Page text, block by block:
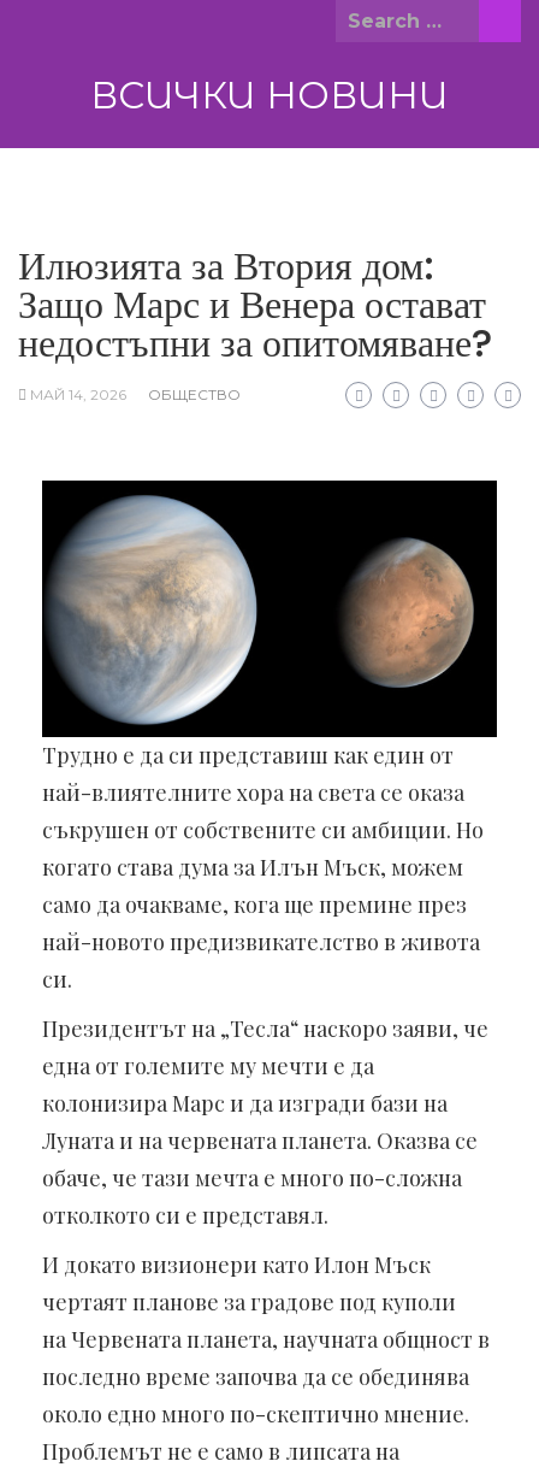
Search
ВСИЧКИ НОВИНИ
Илюзията за Втория дом:
Защо Марс и Венера остават
недостъпни за опитомяване?
МАЙ 14, 2026 ОБЩЕСТВО
Трудно е да си представиш как един от
най-влиятелните хора на света се оказа
съкрушен от собствените си амбиции. Но
когато става дума за Илън Мъск, можем
само да очакваме, кога ще премине през
най-новото предизвикателство в живота
си.
Президентът на „Тесла“ наскоро заяви, че
една от големите му мечти е да
колонизира Марс и да изгради бази на
Луната и на червената планета. Оказва се
обаче, че тази мечта е много по-сложна
отколкото си е представял.
И докато визионери като Илон Мъск
чертаят планове за градове под куполи
на Червената планета, научната общност в
последно време започва да се обединява
около едно много по-скептично мнение.
Проблемът не е само в липсата на